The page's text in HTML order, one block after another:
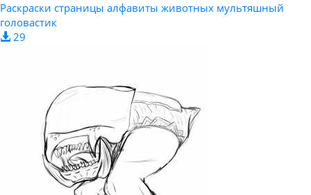
Раскраски страницы алфавиты животных мультяшный
головастик
29